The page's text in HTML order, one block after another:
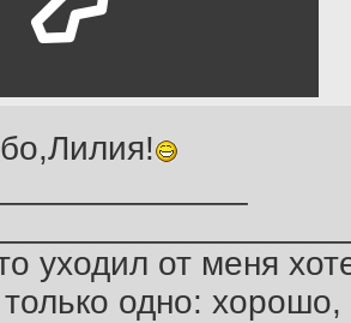
уходил от меня
одно: